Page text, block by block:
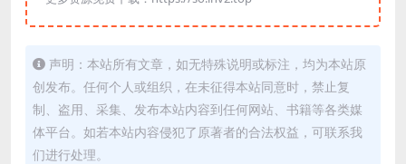
声明：本站所有文章，如无特殊说明或标注，均为本站原
创发布。任何个人或组织，在未征得本站同意时，禁止复
制、盗用、采集、发布本站内容到任何网站、书籍等各类媒
体平台。如若本站内容侵犯了原著者的合法权益，可联系我
们进行处理。